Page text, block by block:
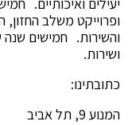
ופרוייקט משלב החזון,
והשירות. חמישים שנה
ושירות.
כתובתינו:
המנוע 9, תל אביב